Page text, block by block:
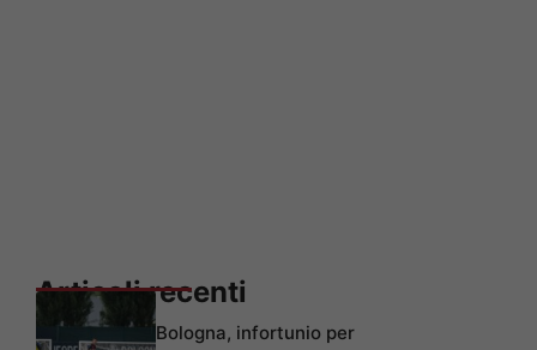
Articoli recenti
Bologna, infortunio per